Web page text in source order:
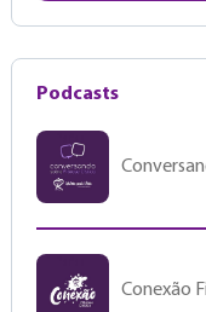
Podcasts
Conexão